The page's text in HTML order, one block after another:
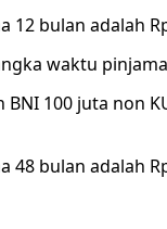
bulan adalah
waktu
100 juta non
bulan adalah